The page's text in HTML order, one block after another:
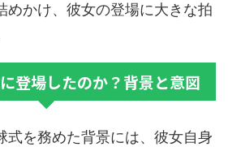
めかけ、彼女の登場に大きな拍
登場したのか？背景と意図
式を務めた背景には、彼女自身